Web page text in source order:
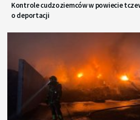
Kontrole cudzoziemców w powiecie
o deportacji